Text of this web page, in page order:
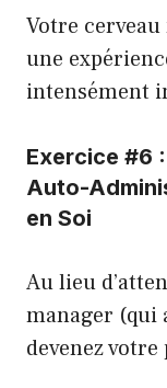
Votre
une
intensément
Exercice #6
Auto-
en Soi
Au lieu
manager (qui
devenez